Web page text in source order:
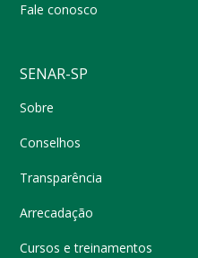
Fale conosco
SENAR-SP
Sobre
Conselhos
Transparência
Arrecadação
Cursos e treinamentos